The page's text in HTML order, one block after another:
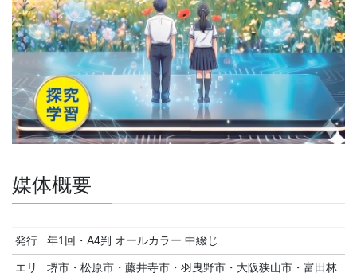
媒体概要
発行 年1回・A4判 オールカラー 中綴じ
エリ
堺市・松原市・藤井寺市・羽曳野市・大阪狭山市・富田林